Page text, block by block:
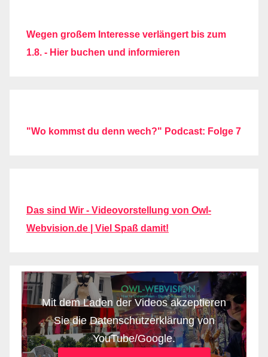
Wegen großem Interesse verlängert bis zum
1.8. - Hier buchen und informieren
"Wo kommst du denn wech?" Podcast: Folge 7
Das sind Wir - Videovorstellung von Owl-
Webvision.de | Viel Spaß damit!
Mit dem Laden der Videos akzeptieren
Sie die Datenschutzerklärung von
YouTube/Google.